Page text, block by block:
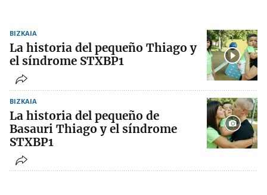
BIZKAIA
La historia del pequeño Thiago y
el síndrome STXBP1
BIZKAIA
La historia del pequeño de
Basauri Thiago y el síndrome
STXBP1